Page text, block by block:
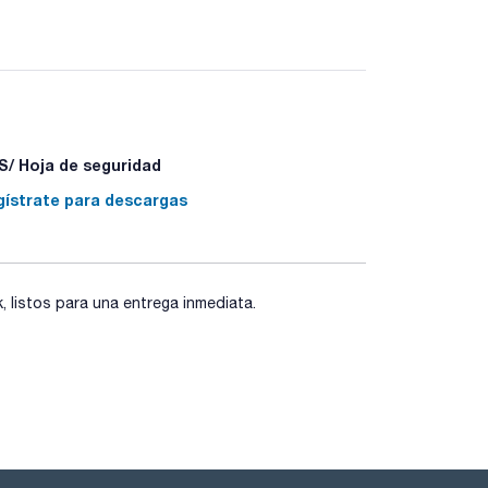
Hoja de seguridad
para descargas
para una entrega inmediata.